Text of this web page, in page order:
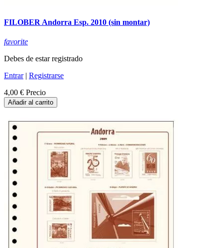
FILOBER Andorra Esp. 2010 (sin montar)
favorite
Debes de estar registrado
Entrar| Registrarse
4,00 € Precio
Añadir al carrito